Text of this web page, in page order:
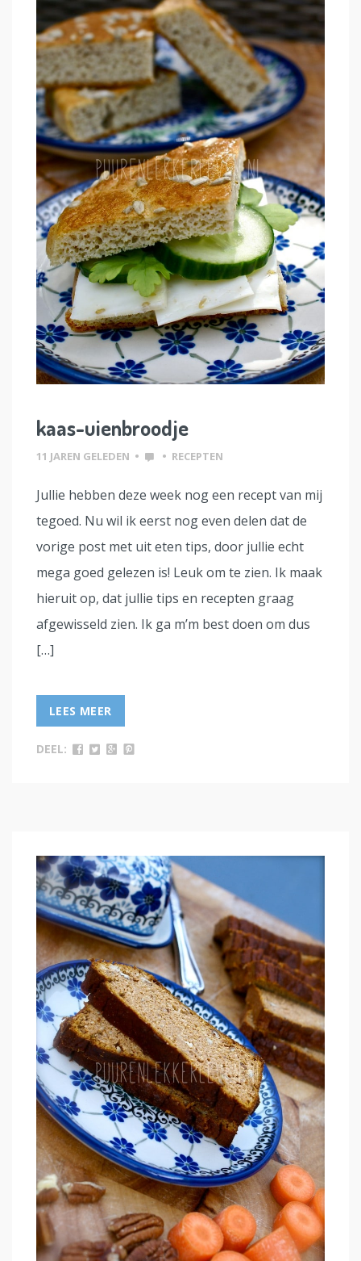
kaas-uienbroodje
11 JAREN GELEDEN • • RECEPTEN
Jullie hebben deze week nog een recept van mij
tegoed. Nu wil ik eerst nog even delen dat de
vorige post met uit eten tips, door jullie echt
mega goed gelezen is! Leuk om te zien. Ik maak
hieruit op, dat jullie tips en recepten graag
afgewisseld zien. Ik ga m’m best doen om dus
[…]
LEES MEER
DEEL: